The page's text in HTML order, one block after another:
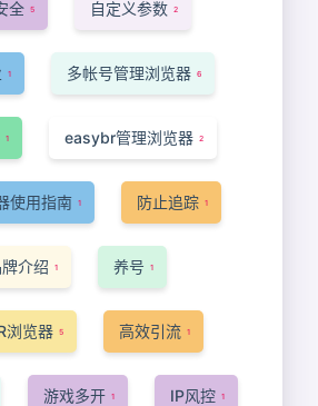
全 5 自定义参数 2
1 多帐号管理浏览器 6
1 easybr管理浏览器 2
使用指南 1 防止追踪 1
介绍 1 养号 1
浏览器 5 高效引流 1
游戏多开 1 IP风控 1